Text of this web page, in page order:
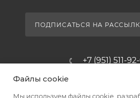
ПОДПИСАТЬСЯ НА
+7 (951) 511-
Файлы cookie
Мы используем файлы cookie,